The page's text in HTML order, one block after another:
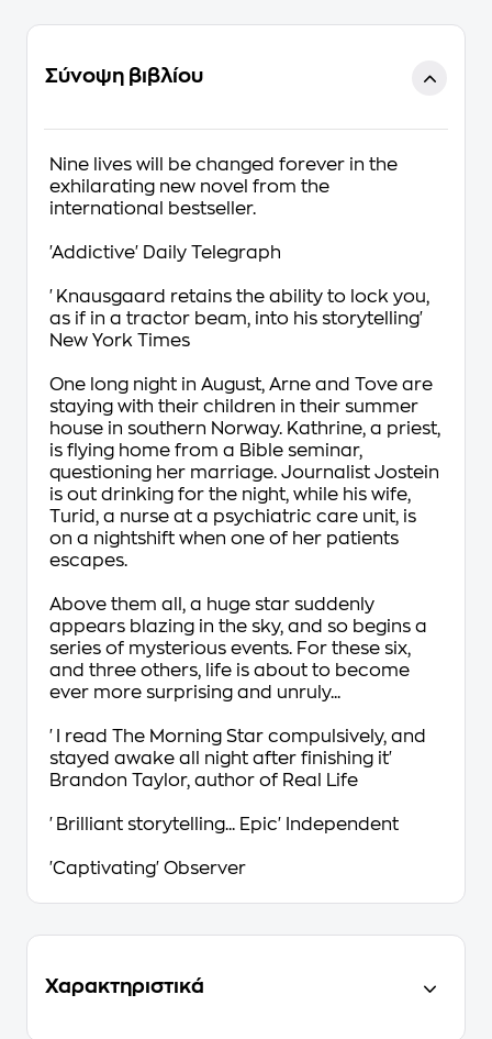
Σύνοψη βιβλίου
Nine lives will be changed forever in the
exhilarating new novel from the
international bestseller.
'Addictive' Daily Telegraph
'Knausgaard retains the ability to lock you,
as if in a tractor beam, into his storytelling'
New York Times
One long night in August, Arne and Tove are
staying with their children in their summer
house in southern Norway. Kathrine, a priest,
is flying home from a Bible seminar,
questioning her marriage. Journalist Jostein
is out drinking for the night, while his wife,
Turid, a nurse at a psychiatric care unit, is
on a nightshift when one of her patients
escapes.
Above them all, a huge star suddenly
appears blazing in the sky, and so begins a
series of mysterious events. For these six,
and three others, life is about to become
ever more surprising and unruly...
'I read The Morning Star compulsively, and
stayed awake all night after finishing it'
Brandon Taylor, author of Real Life
'Brilliant storytelling... Epic' Independent
'Captivating' Observer
Χαρακτηριστικά